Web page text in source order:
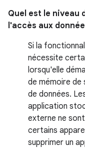
Quel est le niveau
l'accès aux
Si la
nécessite
lorsqu'elle
de mémoire de
de données.
application
externe ne
certains
supprimer un